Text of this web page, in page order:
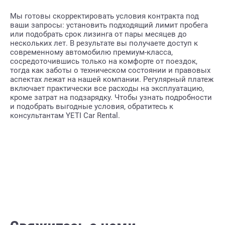
Мы готовы скорректировать условия контракта под
ваши запросы: установить подходящий лимит пробега
или подобрать срок лизинга от пары месяцев до
нескольких лет. В результате вы получаете доступ к
современному автомобилю премиум-класса,
сосредоточившись только на комфорте от поездок,
тогда как заботы о техническом состоянии и правовых
аспектах лежат на нашей компании. Регулярный платеж
включает практически все расходы на эксплуатацию,
кроме затрат на подзарядку. Чтобы узнать подробности
и подобрать выгодные условия, обратитесь к
консультантам YETI Car Rental.